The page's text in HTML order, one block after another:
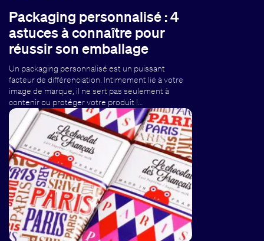
Packaging personnalisé : 4
astuces à connaître pour
réussir son emballage
Un packaging personnalisé est un puissant
facteur de différenciation. Intimement lié à votre
image de marque, il ne sert pas seulement à
contenir ou protéger votre produit !…